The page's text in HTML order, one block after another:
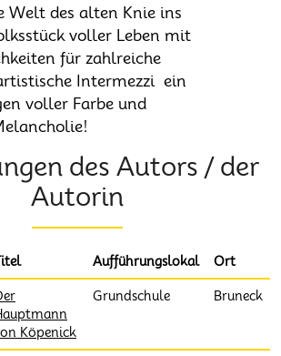
Welt des alten Knie ins
voller Leben mit
für zahlreiche
Intermezzi  ein
voller Farbe und
des Autors / der
Autorin
Aufführungslokal Ort
Köpenick
Grundschule Bruneck